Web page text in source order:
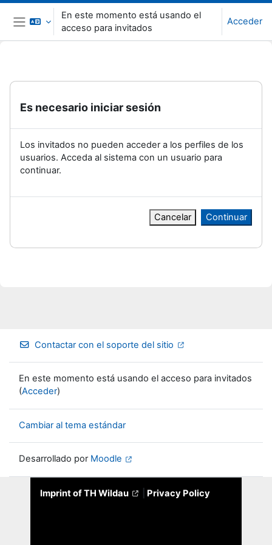
Salta al contenido principal
Panel lateral
En este momento está usando el
acceso para invitados
Acceder
Es necesario iniciar sesión
Los invitados no pueden acceder a los perfiles de los
usuarios. Acceda al sistema con un usuario para
continuar.
Cancelar Continuar
Contactar con el soporte del sitio
En este momento está usando el acceso para invitados
(Acceder)
Cambiar al tema estándar
Desarrollado por Moodle
Imprint of TH Wildau Privacy Policy